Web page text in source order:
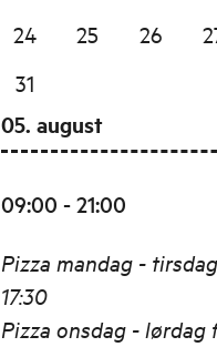
24
25 26
31
05. august
09:00 - 21:00
Pizza mandag -
17:30
Pizza onsdag - lørdag